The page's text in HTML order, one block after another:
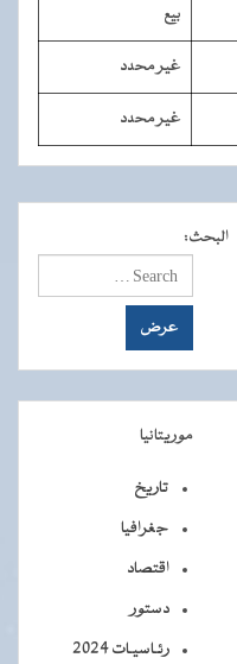
بيع
غير محدد
غير محدد
البحث:
موريتانيا
تاريخ
جغرافيا
اقتصاد
دستور
رئـاسيـات 2024